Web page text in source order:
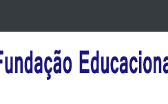
2026-EDITAL DE
E JORNAIS IMPRESSOS